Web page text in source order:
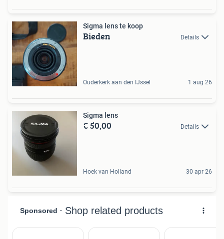
Sigma lens te koop
Bieden Details
Ouderkerk aan den IJssel 1 aug 26
Sigma lens
€ 50,00 Details
Hoek van Holland 30 apr 26